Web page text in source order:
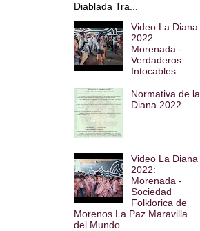
Diablada Tra...
Video La Diana
2022:
Morenada -
Verdaderos
Intocables
Normativa de la
Diana 2022
Video La Diana
2022:
Morenada -
Sociedad
Folklorica de
Morenos La Paz Maravilla
del Mundo